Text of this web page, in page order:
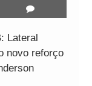
Lateral
novo reforço